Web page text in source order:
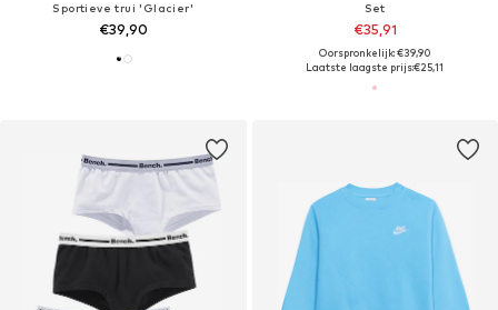
Sportieve trui 'Glacier'
€39,90
Set
€35,91
Oorspronkelijk: €39,90
Laatste laagste prijs:€25,11